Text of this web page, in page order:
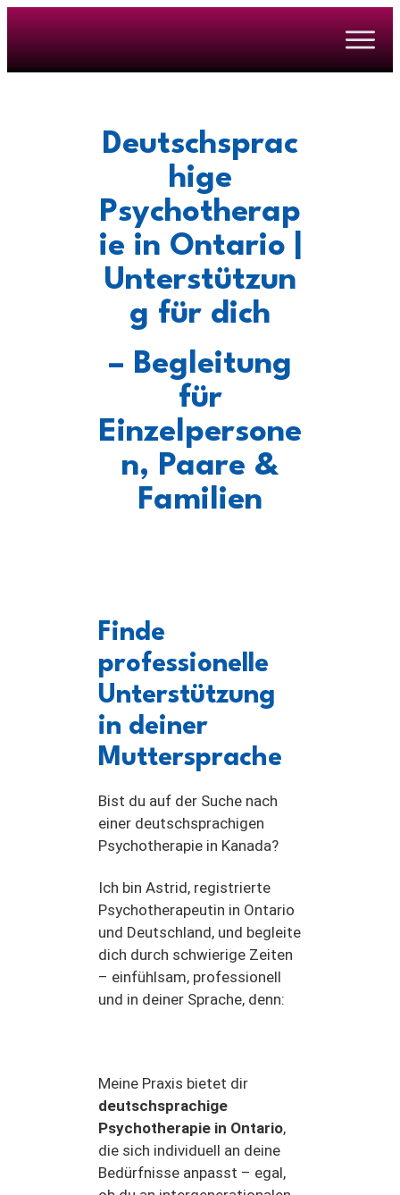
Deutschsprac
hige
Psychotherap
ie in Ontario |
Unterstützun
g für dich
– Begleitung
für
Einzelpersone
n, Paare &
Familien
Finde
professionelle
Unterstützung
in deiner
Muttersprache
Bist du auf der Suche nach
einer deutschsprachigen
Psychotherapie in Kanada?
Ich bin Astrid, registrierte
Psychotherapeutin in Ontario
und Deutschland, und begleite
dich durch schwierige Zeiten
– einfühlsam, professionell
und in deiner Sprache, denn:
Meine Praxis bietet dir
deutschsprachige
Psychotherapie in Ontario,
die sich individuell an deine
Bedürfnisse anpasst – egal,